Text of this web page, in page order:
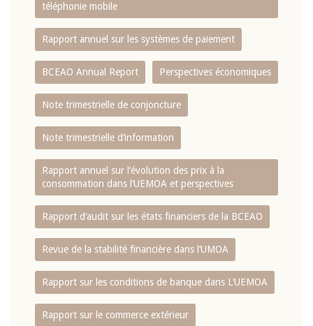
téléphonie mobile
Rapport annuel sur les systèmes de paiement
BCEAO Annual Report Perspectives économiques
Note trimestrielle de conjoncture
Note trimestrielle d‘information
Rapport annuel sur l‘évolution des prix à la
consommation dans l‘UEMOA et perspectives
Rapport d‘audit sur les états financiers de la BCEAO
Revue de la stabilité financière dans l‘UMOA
Rapport sur les conditions de banque dans L‘UEMOA
Rapport sur le commerce extérieur